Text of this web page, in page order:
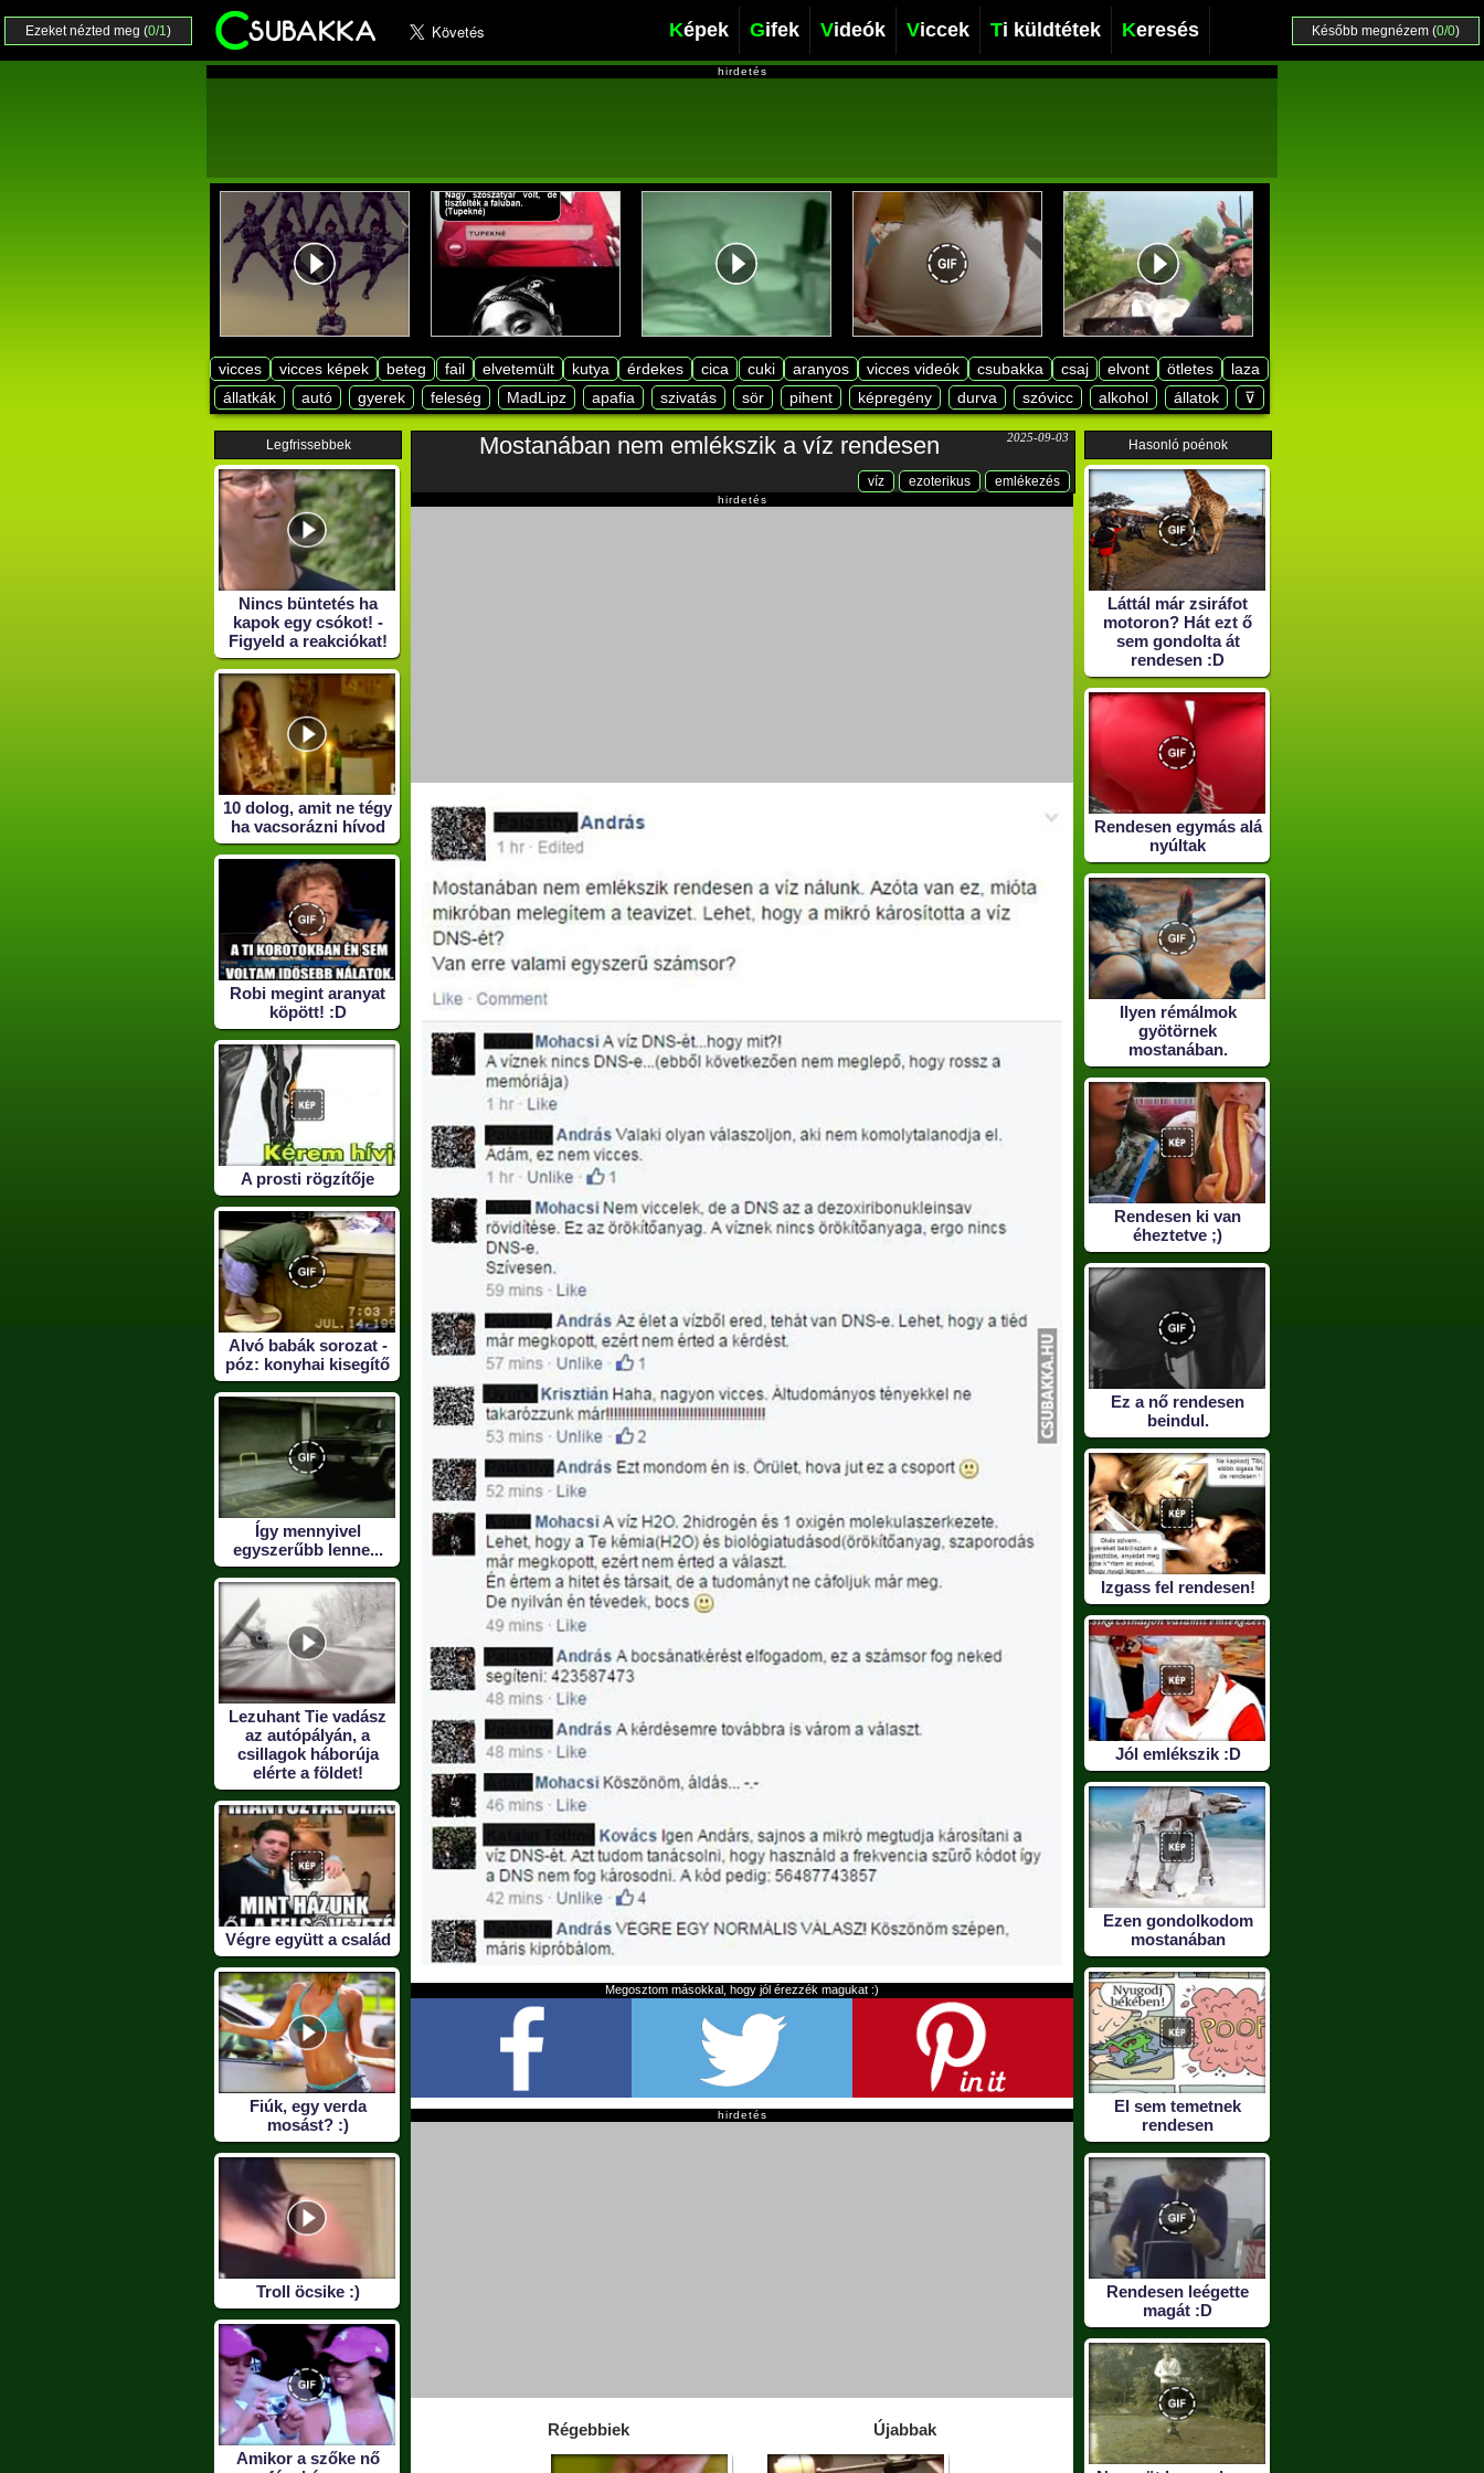
Ezeket nézted meg (0/1) Később megnézem (0/0)
Képek Gifek Videók Viccek Ti küldtétek Keresés
hirdetés
vicces vicces képek beteg fail elvetemült kutya érdekes cica cuki aranyos vicces videók csubakka csaj elvont ötletes
laza
állatkák
autó gyerek feleség MadLipz apafia szivatás sör pihent képregény durva szóvicc alkohol állatok ⊽
Legfrissebbek
Nincs büntetés ha
kapok egy csókot! -
Figyeld a reakciókat!
10 dolog, amit ne tégy
ha vacsorázni hívod
Robi megint aranyat
köpött! :D
A prosti rögzítője
Alvó babák sorozat -
póz: konyhai kisegítő
Így mennyivel
egyszerűbb lenne...
Lezuhant Tie vadász
az autópályán, a
csillagok háborúja
elérte a földet!
Végre együtt a család
Fiúk, egy verda
mosást? :)
Troll öcsike :)
Amikor a szőke nő
2025-09-03
Mostanában nem emlékszik a víz rendesen
emlékezés
ezoterikus
víz
hirdetés
Megosztom másokkal, hogy jól érezzék magukat :)
hirdetés
Régebbiek Újabbak
Hasonló poénok
Láttál már zsiráfot
motoron? Hát ezt ő
sem gondolta át
rendesen :D
Rendesen egymás alá
nyúltak
Ilyen rémálmok
gyötörnek
mostanában.
Rendesen ki van
éheztetve ;)
Ez a nő rendesen
beindul.
Izgass fel rendesen!
Jól emlékszik :D
Ezen gondolkodom
mostanában
El sem temetnek
rendesen
Rendesen leégette
magát :D